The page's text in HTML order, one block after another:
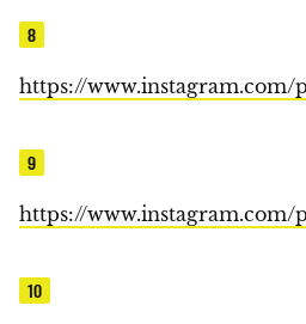
8
https://www.instagram.com/
9
https://www.instagram.com/
10